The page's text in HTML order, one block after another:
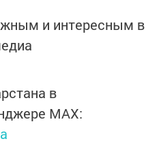
и интересным в
в
MАХ: